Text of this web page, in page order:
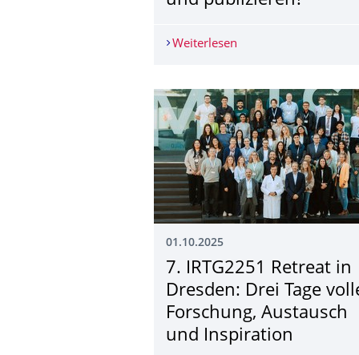
Weiterlesen Schulungen zum
01.10.2025
7. IRTG2251 Retreat in
Dresden: Drei Tage
Forschung, Austausch
und Inspiration